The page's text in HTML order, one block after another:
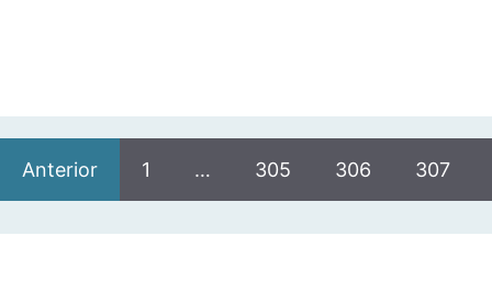
Anterior 1 … 305 306 307